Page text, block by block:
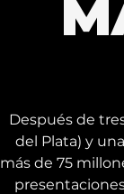
Después de
del Plata) y
más de 75